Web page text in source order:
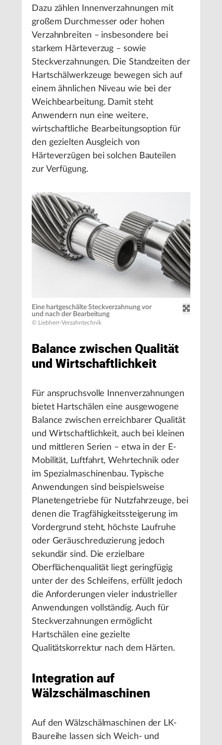
Dazu zählen Innenverzahnungen mit
großem Durchmesser oder hohen
Verzahnbreiten – insbesondere bei
starkem Härteverzug – sowie
Steckverzahnungen. Die Standzeiten der
Hartschälwerkzeuge bewegen sich auf
einem ähnlichen Niveau wie bei der
Weichbearbeitung. Damit steht
Anwendern nun eine weitere,
wirtschaftliche Bearbeitungsoption für
den gezielten Ausgleich von
Härteverzügen bei solchen Bauteilen
zur Verfügung.
Eine hartgeschälte Steckverzahnung vor
und nach der Bearbeitung
© Liebherr-Verzahntechnik
Balance zwischen Qualität
und Wirtschaftlichkeit
Für anspruchsvolle Innenverzahnungen
bietet Hartschälen eine ausgewogene
Balance zwischen erreichbarer Qualität
und Wirtschaftlichkeit, auch bei kleinen
und mittleren Serien – etwa in der E-
Mobilität, Luftfahrt, Wehrtechnik oder
im Spezialmaschinenbau. Typische
Anwendungen sind beispielsweise
Planetengetriebe für Nutzfahrzeuge, bei
denen die Tragfähigkeitssteigerung im
Vordergrund steht, höchste Laufruhe
oder Geräuschreduzierung jedoch
sekundär sind. Die erzielbare
Oberflächenqualität liegt geringfügig
unter der des Schleifens, erfüllt jedoch
die Anforderungen vieler industrieller
Anwendungen vollständig. Auch für
Steckverzahnungen ermöglicht
Hartschälen eine gezielte
Qualitätskorrektur nach dem Härten.
Integration auf
Wälzschälmaschinen
Auf den Wälzschälmaschinen der LK-
Baureihe lassen sich Weich- und